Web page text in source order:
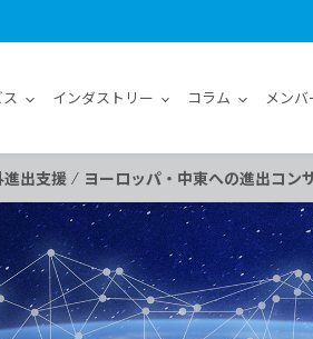
インダストリー コラム メン
進出支援 / ヨーロッパ・中東への進出コン